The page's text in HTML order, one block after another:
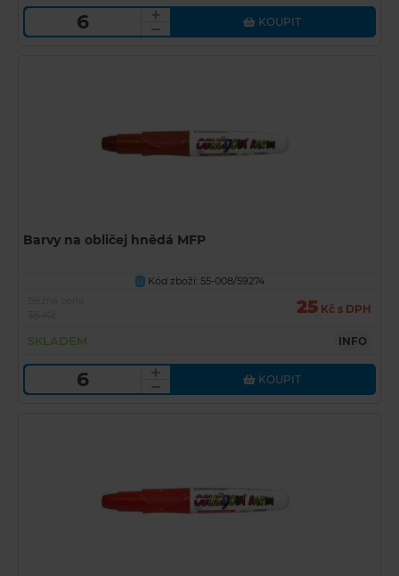
KOUPIT
Barvy na obličej hnědá MFP
U Kód zboží: 55-008/59274
25 Kč s DPH
SKLADEM INFO
KOUPIT